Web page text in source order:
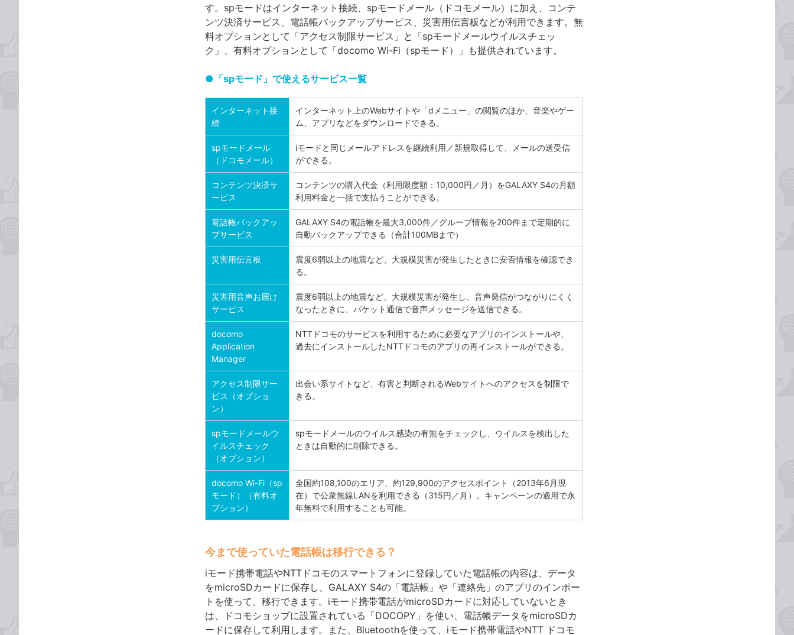
す。spモードはインターネット接続、spモードメール（ドコモメール）に加え、コンテ
ンツ決済サービス、電話帳バックアップサービス、災害用伝言板などが利用できます。無
料オプションとして「アクセス制限サービス」と「spモードメールウイルスチェッ
ク」、有料オプションとして「docomo Wi-Fi（spモード）」も提供されています。
●「spモード」で使えるサービス一覧
インターネット接
続
インターネット上のWebサイトや「dメニュー」の閲覧のほか、音楽やゲー
ム、アプリなどをダウンロードできる。
spモードメール
（ドコモメール）
iモードと同じメールアドレスを継続利用／新規取得して、メールの送受信
ができる。
コンテンツ決済サ
ービス
コンテンツの購入代金（利用限度額：10,000円／月）をGALAXY S4の月額
利用料金と一括で支払うことができる。
電話帳バックアッ
プサービス
GALAXY S4の電話帳を最大3,000件／グループ情報を200件まで定期的に
自動バックアップできる（合計100MBまで）
災害用伝言板
震度6弱以上の地震など、大規模災害が発生したときに安否情報を確認でき
る。
災害用音声お届け
サービス
震度6弱以上の地震など、大規模災害が発生し、音声発信がつながりにくく
なったときに、パケット通信で音声メッセージを送信できる。
docomo
Application
Manager
NTTドコモのサービスを利用するために必要なアプリのインストールや、
過去にインストールしたNTTドコモのアプリの再インストールができる。
アクセス制限サー
ビス（オプショ
ン）
出会い系サイトなど、有害と判断されるWebサイトへのアクセスを制限で
きる。
spモードメールウ
イルスチェック
（オプション）
spモードメールのウイルス感染の有無をチェックし、ウイルスを検出した
ときは自動的に削除できる。
docomo Wi-Fi（sp
モード）（有料オ
プション）
全国約108,100のエリア、約129,900のアクセスポイント（2013年6月現
在）で公衆無線LANを利用できる（315円／月）。キャンペーンの適用で永
年無料で利用することも可能。
今まで使っていた電話帳は移行できる？
iモード携帯電話やNTTドコモのスマートフォンに登録していた電話帳の内容は、データ
をmicroSDカードに保存し、GALAXY S4の「電話帳」や「連絡先」のアプリのインポー
トを使って、移行できます。iモード携帯電話がmicroSDカードに対応していないとき
は、ドコモショップに設置されている「DOCOPY」を使い、電話帳データをmicroSDカ
ードに保存して利用します。また、Bluetoothを使って、iモード携帯電話やNTT ドコモ